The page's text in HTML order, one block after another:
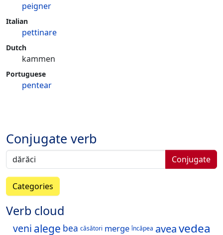
peigner
Italian
pettinare
Dutch
kammen
Portuguese
pentear
Conjugate verb
Conjugate
Categories
Verb cloud
veni alege bea căsători merge încăpea aveavedea